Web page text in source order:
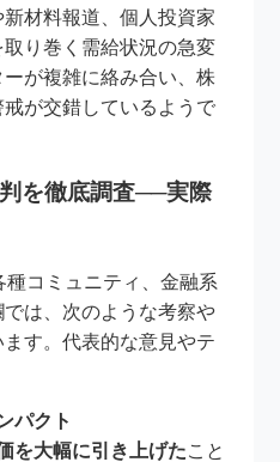
材料報道、個人投資家
り巻く需給状況の急変
が複雑に絡み合い、株
が交錯しているようで
を徹底調査──実際
コミュニティ、金融系
は、次のような考察や
す。代表的な意見やテ
パクト
を大幅に引き上げたこと